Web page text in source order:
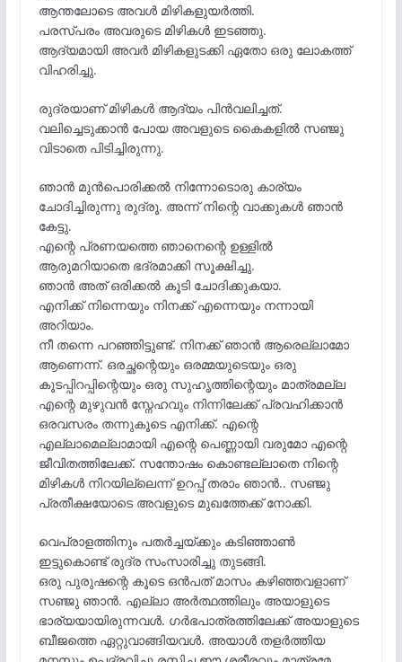
ആന്തലോടെ അവൾ മിഴികളുയർത്തി.
പരസ്പരം അവരുടെ മിഴികൾ ഇടഞ്ഞു.
ആദ്യമായി അവർ മിഴികളുടക്കി ഏതോ ഒരു ലോകത്ത്
വിഹരിച്ചു.
രുദ്രയാണ് മിഴികൾ ആദ്യം പിൻവലിച്ചത്.
വലിച്ചെടുക്കാൻ പോയ അവളുടെ കൈകളിൽ സഞ്ജു
വിടാതെ പിടിച്ചിരുന്നു.
ഞാൻ മുൻപൊരിക്കൽ നിന്നോടൊരു കാര്യം
ചോദിച്ചിരുന്നു രുദ്രൂ. അന്ന് നിന്റെ വാക്കുകൾ ഞാൻ
കേട്ടു.
എന്റെ പ്രണയത്തെ ഞാനെന്റെ ഉള്ളിൽ
ആരുമറിയാതെ ഭദ്രമാക്കി സൂക്ഷിച്ചു.
ഞാൻ അത് ഒരിക്കൽ കൂടി ചോദിക്കുകയാ.
എനിക്ക് നിന്നെയും നിനക്ക് എന്നെയും നന്നായി
അറിയാം.
നീ തന്നെ പറഞ്ഞിട്ടുണ്ട്. നിനക്ക് ഞാൻ ആരെല്ലാമോ
ആണെന്ന്. ഒരച്ഛന്റെയും ഒരമ്മയുടെയും ഒരു
കൂടപ്പിറപ്പിന്റെയും ഒരു സുഹൃത്തിന്റെയും മാത്രമല്ല
എന്റെ മുഴുവൻ സ്നേഹവും നിന്നിലേക്ക് പ്രവഹിക്കാൻ
ഒരവസരം തന്നുകൂടെ എനിക്ക്. എന്റെ
എല്ലാമെല്ലാമായി എന്റെ പെണ്ണായി വരുമോ എന്റെ
ജീവിതത്തിലേക്ക്. സന്തോഷം കൊണ്ടല്ലാതെ നിന്റെ
മിഴികൾ നിറയില്ലെന്ന് ഉറപ്പ് തരാം ഞാൻ.. സഞ്ജു
പ്രതീക്ഷയോടെ അവളുടെ മുഖത്തേക്ക് നോക്കി.
വെപ്രാളത്തിനും പതർച്ചയ്ക്കും കടിഞ്ഞാൺ
ഇട്ടുകൊണ്ട് രുദ്ര സംസാരിച്ചു തുടങ്ങി.
ഒരു പുരുഷന്റെ കൂടെ ഒൻപത് മാസം കഴിഞ്ഞവളാണ്
സഞ്ജു ഞാൻ. എല്ലാ അർത്ഥത്തിലും അയാളുടെ
ഭാര്യയായിരുന്നവൾ. ഗർഭപാത്രത്തിലേക്ക് അയാളുടെ
ബീജത്തെ ഏറ്റുവാങ്ങിയവൾ. അയാൾ തളർത്തിയ